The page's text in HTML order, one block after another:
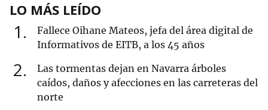
LO MÁS LEÍDO
1
Fallece Oihane Mateos, jefa del área digital de
Informativos de EITB, a los 45 años
2
Las tormentas dejan en Navarra árboles
caídos, daños y afecciones en las carreteras del
norte